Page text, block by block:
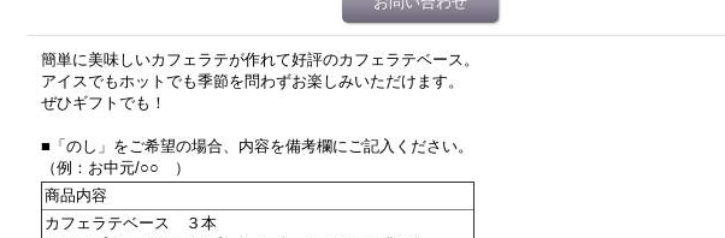
簡単に美味しいカフェラテが作れて好評のカフェラテベース。
アイスでもホットでも季節を問わずお楽しみいただけます。
ぜひギフトでも！
■「のし」をご希望の場合、内容を備考欄にご記入ください。
（例：お中元/○○ ）
商品内容
カフェラテベース ３本